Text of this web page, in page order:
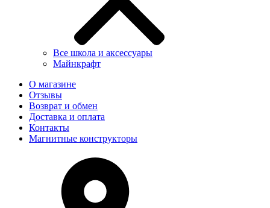
Все школа и аксессуары
Майнкрафт
О магазине
Отзывы
Возврат и обмен
Доставка и оплата
Контакты
Магнитные конструкторы